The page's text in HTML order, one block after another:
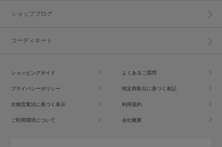
ショップブログ
コーディネート
ショッピングガイド よくあるご質問
プライバシーポリシー 特定商取引に基づく表記
古物営業法に基づく表示 利用規約
ご利用環境について 会社概要